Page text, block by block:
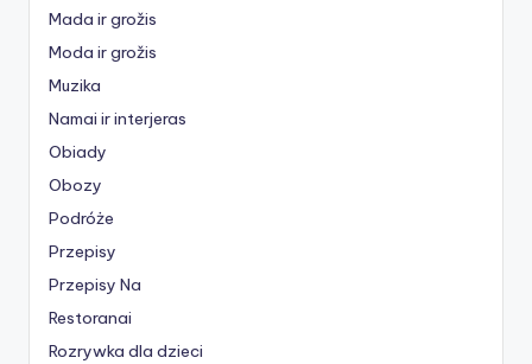
Mada ir grožis
Moda ir grožis
Muzika
Namai ir interjeras
Obiady
Obozy
Podróże
Przepisy
Przepisy Na
Restoranai
Rozrywka dla dzieci